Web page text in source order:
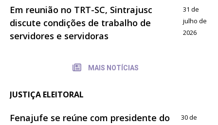
Em reunião no TRT-SC, Sintrajusc
discute condições de trabalho de
servidores e servidoras
31 de
julho de
2026
MAIS NOTÍCIAS
JUSTIÇA ELEITORAL
Fenajufe se reúne com presidente do
30 de